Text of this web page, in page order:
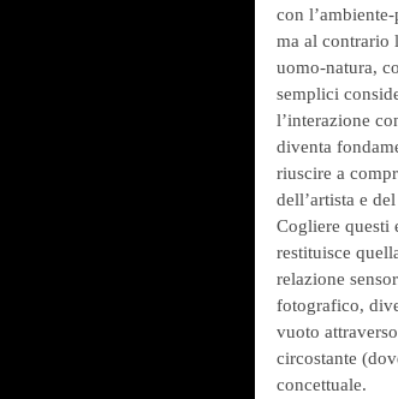
con
ma al contrario
uomo-natura,
semplici
l’interazione
diventa
riuscire a
dell’artista e
Cogliere questi
restituisce
relazione
fotografico,
vuoto
circostante
concettuale.